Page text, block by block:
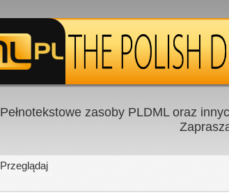
Pełnotekstowe zasoby PLDML oraz
Przeglądaj